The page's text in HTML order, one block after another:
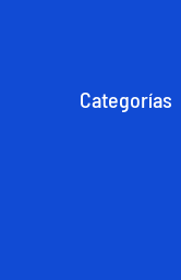
Categorías